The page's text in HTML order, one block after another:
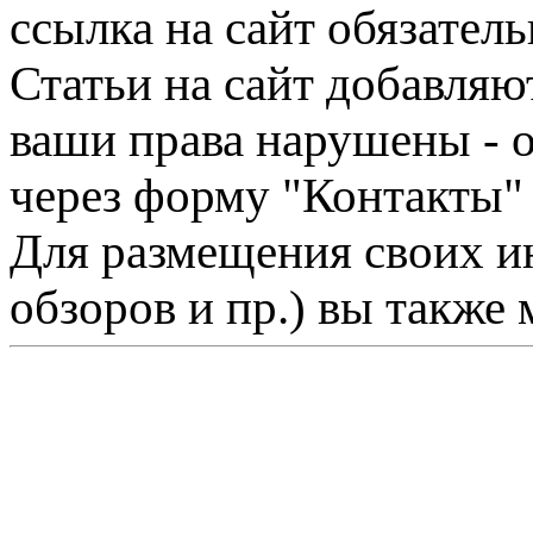
ссылка на сайт
Статьи на сайт
ваши права нарушены -
через форму "Контакты"
Для размещения своих
обзоров и пр.) вы также